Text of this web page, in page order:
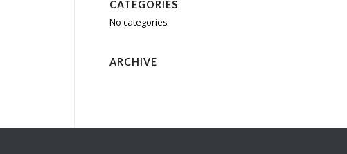
CATEGORIES
No categories
ARCHIVE